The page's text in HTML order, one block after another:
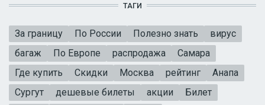
ТАГИ
За границу По России Полезно знать
вирус
багаж
По Европе распродажа
Самара
Где купить
Скидки Москва рейтинг
Анапа
Сургут
дешевые билеты акции Билет